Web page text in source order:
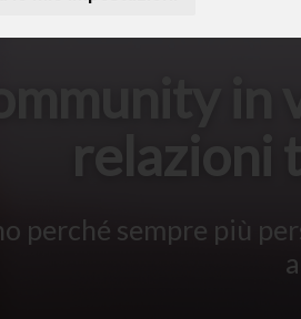
in
relazioni
perché sempre più